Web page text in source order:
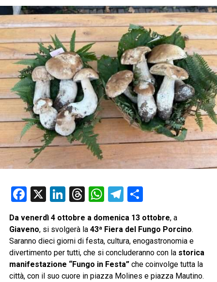
Facebook
X LinkedIn
Threads
WhatsApp
Telegram
Condividi
Da venerdì 4 ottobre a domenica 13 ottobre, a
Giaveno, si svolgerà la 43ª Fiera del Fungo Porcino.
Saranno dieci giorni di festa, cultura, enogastronomia e
divertimento per tutti, che si concluderanno con la storica
manifestazione “Fungo in Festa”che coinvolge tutta la
città, con il suo cuore in piazza Molines e piazza Mautino.